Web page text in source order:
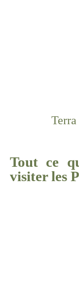
Tout ce
visiter les